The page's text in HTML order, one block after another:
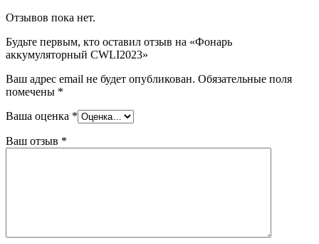
Отзывов пока нет.
Будьте первым, кто оставил отзыв на «Фонарь
аккумуляторный CWLI2023»
Ваш адрес email не будет опубликован. Обязательные поля
помечены *
Ваша оценка *
Ваш отзыв *